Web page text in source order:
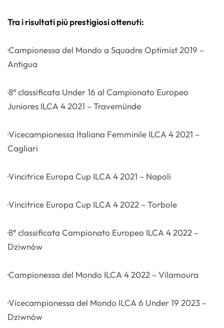
Tra i risultati più prestigiosi ottenuti:
·Campionessa del Mondo a Squadre Optimist 2019 –
Antigua
·8ª classificata Under 16 al Campionato Europeo
Juniores ILCA 4 2021 – Travemünde
·Vicecampionessa Italiana Femminile ILCA 4 2021 –
Cagliari
·Vincitrice Europa Cup ILCA 4 2021 – Napoli
·Vincitrice Europa Cup ILCA 4 2022 – Torbole
·8ª classificata Campionato Europeo ILCA 4 2022 –
Dziwnów
·Campionessa del Mondo ILCA 4 2022 – Vilamoura
·Vicecampionessa del Mondo ILCA 6 Under 19 2023 –
Dziwnów